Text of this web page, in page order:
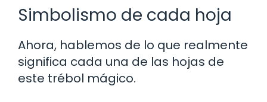
Simbolismo de cada hoja
Ahora, hablemos de lo que realmente
significa cada una de las hojas de
este trébol mágico.